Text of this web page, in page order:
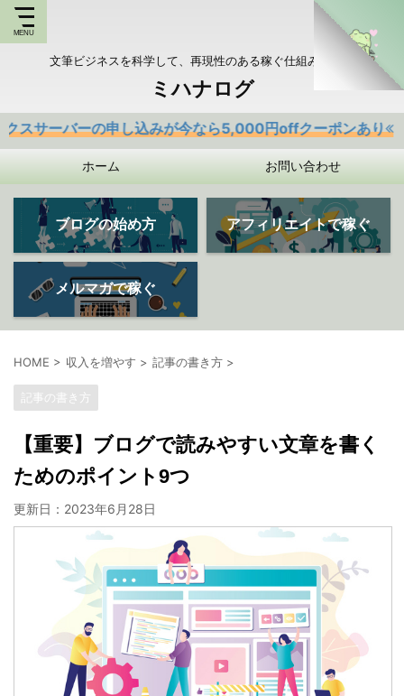
文筆ビジネスを科学して、再現性のある稼ぐ仕組みを持つ
ミハナログ
の申し込みが今なら5,000円offクーポンあり
ホーム お問い合わせ
ブログの始め方 アフィリエイトで稼ぐ
メルマガで稼ぐ
HOME > 収入を増やす > 記事の書き方 >
記事の書き方
【重要】ブログで読みやすい文章を書く
ためのポイント9つ
更新日： 2023年6月28日